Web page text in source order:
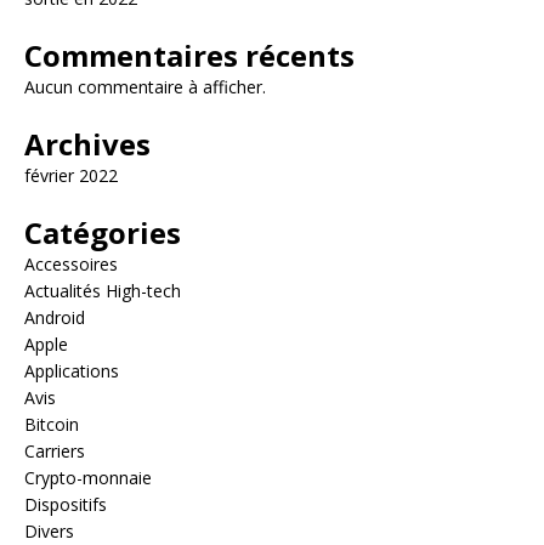
Commentaires récents
Aucun commentaire à afficher.
Archives
février 2022
Catégories
Accessoires
Actualités High-tech
Android
Apple
Applications
Avis
Bitcoin
Carriers
Crypto-monnaie
Dispositifs
Divers